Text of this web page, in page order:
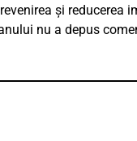
și reducerea
nu a depus